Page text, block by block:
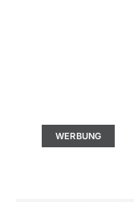
WERBUNG